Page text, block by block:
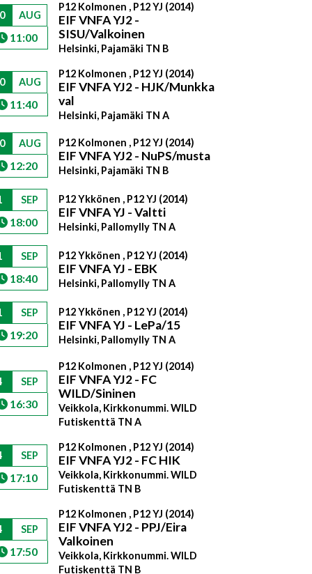
AUG
11:00
P12 Kolmonen , P12 YJ (2014)
EIF VNFA YJ2 -
SISU/Valkoinen
Helsinki, Pajamäki TN B
AUG
11:40
P12 Kolmonen , P12 YJ (2014)
EIF VNFA YJ2 - HJK/Munkka
val
Helsinki, Pajamäki TN A
AUG
12:20
P12 Kolmonen , P12 YJ (2014)
EIF VNFA YJ2 - NuPS/musta
Helsinki, Pajamäki TN B
SEP
18:00
P12 Ykkönen , P12 YJ (2014)
EIF VNFA YJ - Valtti
Helsinki, Pallomylly TN A
SEP
18:40
P12 Ykkönen , P12 YJ (2014)
EIF VNFA YJ - EBK
Helsinki, Pallomylly TN A
SEP
19:20
P12 Ykkönen , P12 YJ (2014)
EIF VNFA YJ - LePa/15
Helsinki, Pallomylly TN A
SEP
16:30
P12 Kolmonen , P12 YJ (2014)
EIF VNFA YJ2 - FC
WILD/Sininen
Veikkola, Kirkkonummi. WILD
Futiskenttä TN A
SEP
17:10
P12 Kolmonen , P12 YJ (2014)
EIF VNFA YJ2 - FC HIK
Veikkola, Kirkkonummi. WILD
Futiskenttä TN B
SEP
17:50
P12 Kolmonen , P12 YJ (2014)
EIF VNFA YJ2 - PPJ/Eira
Valkoinen
Veikkola, Kirkkonummi. WILD
Futiskenttä TN B